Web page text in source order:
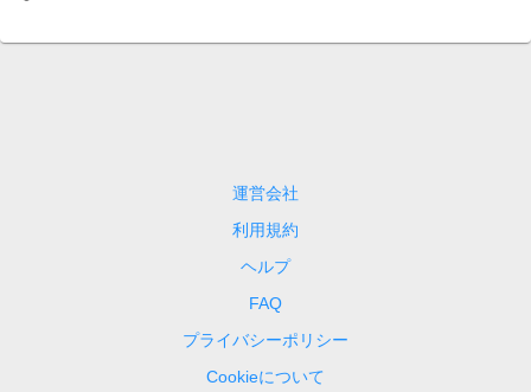
運営会社
利用規約
ヘルプ
FAQ
プライバシーポリシー
Cookieについて